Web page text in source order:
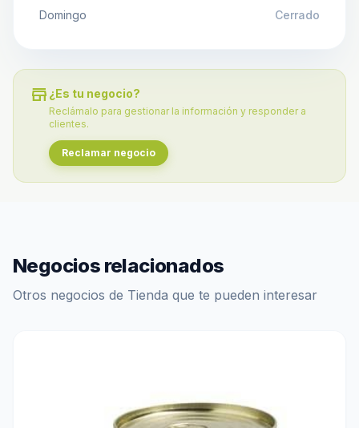
Domingo
Cerrado
store ¿Es tu negocio?
Reclámalo para gestionar la información y responder a
clientes.
Reclamar negocio
Negocios relacionados
Otros negocios de Tienda que te pueden interesar